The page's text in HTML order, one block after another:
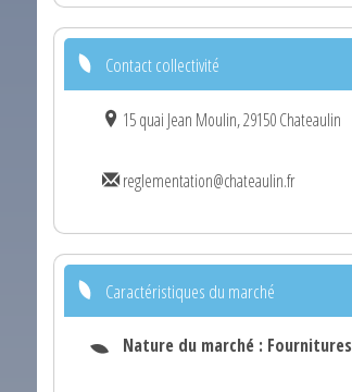
Contact collectivité
15 quai Jean Moulin, 29150 Chateaulin
reglementation@chateaulin.fr
Caractéristiques du marché
Nature du marché : Fournitures